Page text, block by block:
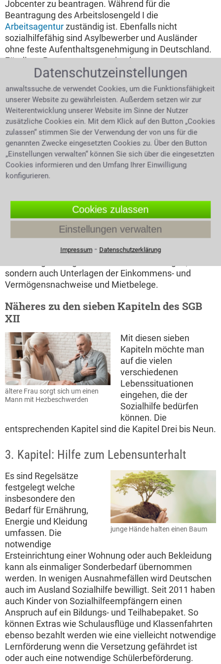
Jobcenter zu beantragen. Während für die
Beantragung des Arbeitslosengeld I die
Arbeitsagenturzuständig ist. Ebenfalls nicht
sozialhilfefähig sind Asylbewerber und Ausländer
ohne feste Aufenthaltsgenehmigung in Deutschland.
Für diese Personengruppen ist das
Asylbewerberleistungsgesetz zuständig. Außerdem
ist zu beachten, dass Sozialhilfe nur gewährt wird,
wenn es keine Verwandten ersten Grades gibt, die als
finanzielle Unterstützung herangezogen werden
könnten.
Wo ist der Antrag auf Sozialhilfe zu
stellen?
Ärztin hilft älterem Mann auf
Gehhilfen zu stehen
Für Sozialhilfeanträge
sind die jeweiligen
d.h. das Rathaus oder
Bürgeramt. Nicht nur
der Nachweis (z.B.
ärztliches Gutachten)
des Mehrbedarfes ist
sondern auch Unterlagen der Einkommens- und
Vermögensnachweise und Mietbelege.
Näheres zu den sieben Kapiteln des SGB
XII
ältere Frau sorgt sich um einen
Mann mit Hezbeschwerden
Mit diesen sieben
Kapiteln möchte man
auf die vielen
verschiedenen
Lebenssituationen
eingehen, die der
Sozialhilfe bedürfen
können. Die
entsprechenden Kapitel sind die Kapitel Drei bis Neun.
3. Kapitel: Hilfe zum Lebensunterhalt
junge Hände halten einen Baum
Es sind Regelsätze
festgelegt welche
insbesondere den
Bedarf für Ernährung,
Energie und Kleidung
umfassen. Die
notwendige
Ersteinrichtung einer Wohnung oder auch Bekleidung
kann als einmaliger Sonderbedarf übernommen
werden. In wenigen Ausnahmefällen wird Deutschen
auch im Ausland Sozialhilfe bewilligt. Seit 2011 haben
auch Kinder von Sozialhilfeempfängern einen
Anspruch auf ein Bildungs- und Teilhabepaket. So
können Extras wie Schulausflüge und Klassenfahrten
ebenso bezahlt werden wie eine vielleicht notwendige
Lernförderung wenn die Versetzung gefährdet ist
oder auch eine notwendige Schülerbeförderung.
Datenschutzeinstellungen
anwaltssuche.de verwendet Cookies, um die Funktionsfähigkeit
unserer Website zu gewährleisten. Außerdem setzen wir zur
Weiterentwicklung unserer Website im Sinne der Nutzer
zusätzliche Cookies ein. Mit dem Klick auf den Button „Cookies
zulassen“ stimmen Sie der Verwendung der von uns für die
genannten Zwecke eingesetzten Cookies zu. Über den Button
„Einstellungen verwalten“ können Sie sich über die eingesetzten
Cookies informieren und den Umfang Ihrer Einwilligung
konfigurieren.
Cookies zulassen
Einstellungen verwalten
Impressum⁃ Datenschutzerklärung